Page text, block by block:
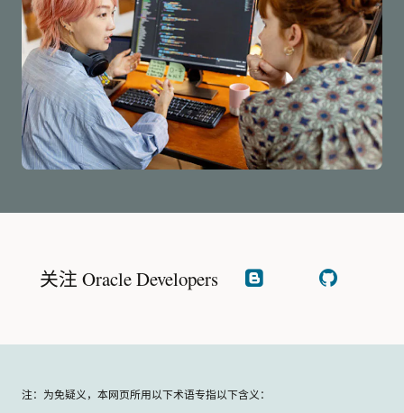
关注 Oracle Developers 阅
博
查
注：为免疑义，本网页所用以下术语专指以下含义：